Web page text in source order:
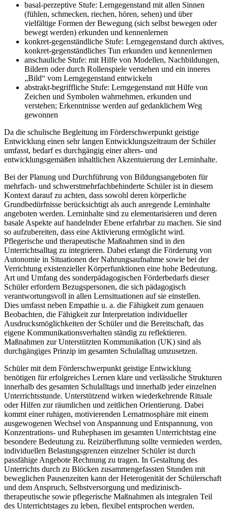
basal-perzeptive Stufe: Lerngegenstand mit allen Sinnen
(fühlen, schmecken, riechen, hören, sehen) und über
vielfältige Formen der Bewegung (sich selbst bewegen oder
bewegt werden) erkunden und kennenlernen
konkret-gegenständliche Stufe: Lerngegenstand durch aktives,
konkret-gegenständliches Tun erkunden und kennenlernen
anschauliche Stufe: mit Hilfe von Modellen, Nachbildungen,
Bildern oder durch Rollenspiele verstehen und ein inneres
„Bild“ vom Lerngegenstand entwickeln
abstrakt-begriffliche Stufe: Lerngegenstand mit Hilfe von
Zeichen und Symbolen wahrnehmen, erkunden und
verstehen; Erkenntnisse werden auf gedanklichem Weg
gewonnen
Da die schulische Begleitung im Förderschwerpunkt geistige
Entwicklung einen sehr langen Entwicklungszeitraum der Schüler
umfasst, bedarf es durchgängig einer alters- und
entwicklungsgemäßen inhaltlichen Akzentuierung der Lerninhalte.
Bei der Planung und Durchführung von Bildungsangeboten für
mehrfach- und schwerstmehrfachbehinderte Schüler ist in diesem
Kontext darauf zu achten, dass sowohl deren körperliche
Grundbedürfnisse berücksichtigt als auch anregende Lerninhalte
angeboten werden. Lerninhalte sind zu elementarisieren und deren
basale Aspekte auf handelnder Ebene erfahrbar zu machen. Sie sind
so aufzubereiten, dass eine Aktivierung ermöglicht wird.
Pflegerische und therapeutische Maßnahmen sind in den
Unterrichtsalltag zu integrieren. Dabei erlangt die Förderung von
Autonomie in Situationen der Nahrungsaufnahme sowie bei der
Verrichtung existenzieller Körperfunktionen eine hohe Bedeutung.
Art und Umfang des sonderpädagogischen Förderbedarfs dieser
Schüler erfordern Bezugspersonen, die sich pädagogisch
verantwortungsvoll in allen Lernsituationen auf sie einstellen.
Dies umfasst neben Empathie u. a. die Fähigkeit zum genauen
Beobachten, die Fähigkeit zur Interpretation individueller
Ausdrucksmöglichkeiten der Schüler und die Bereitschaft, das
eigene Kommunikationsverhalten ständig zu reflektieren.
Maßnahmen zur Unterstützten Kommunikation (UK) sind als
durchgängiges Prinzip im gesamten Schulalltag umzusetzen.
Schüler mit dem Förderschwerpunkt geistige Entwicklung
benötigen für erfolgreiches Lernen klare und verlässliche Strukturen
innerhalb des gesamten Schulalltags und innerhalb jeder einzelnen
Unterrichtsstunde. Unterstützend wirken wiederkehrende Rituale
oder Hilfen zur räumlichen und zeitlichen Orientierung. Dabei
kommt einer ruhigen, motivierenden Lernatmosphäre mit einem
ausgewogenen Wechsel von Anspannung und Entspannung, von
Konzentrations- und Ruhephasen im gesamten Unterrichtstag eine
besondere Bedeutung zu. Reizüberflutung sollte vermieden werden,
individuellen Belastungsgrenzen einzelner Schüler ist durch
passfähige Angebote Rechnung zu tragen. In Gestaltung des
Unterrichts durch zu Blöcken zusammengefassten Stunden mit
beweglichen Pausenzeiten kann der Heterogenität der Schülerschaft
und dem Anspruch, Selbstversorgung und medizinisch-
therapeutische sowie pflegerische Maßnahmen als integralen Teil
des Unterrichtstages zu leben, flexibel entsprochen werden.